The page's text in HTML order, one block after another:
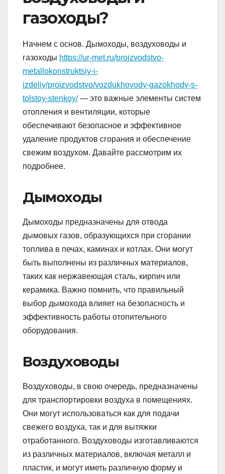
газоходы?
Начнем с основ. Дымоходы, воздуховоды и
газоходы https://ur-met.ru/proizvodstvo-
metallokonstruktsiy-i-
izdeliy/proizvodstvo/vozdukhovody-gazokhody-s-
tolstoy-stenkoy/— это важные элементы систем
отопления и вентиляции, которые
обеспечивают безопасное и эффективное
удаление продуктов сгорания и обеспечение
свежим воздухом. Давайте рассмотрим их
подробнее.
Дымоходы
Дымоходы предназначены для отвода
дымовых газов, образующихся при сгорании
топлива в печах, каминах и котлах. Они могут
быть выполнены из различных материалов,
таких как нержавеющая сталь, кирпич или
керамика. Важно помнить, что правильный
выбор дымохода влияет на безопасность и
эффективность работы отопительного
оборудования.
Воздуховоды
Воздуховоды, в свою очередь, предназначены
для транспортировки воздуха в помещениях.
Они могут использоваться как для подачи
свежего воздуха, так и для вытяжки
отработанного. Воздуховоды изготавливаются
из различных материалов, включая металл и
пластик, и могут иметь различную форму и